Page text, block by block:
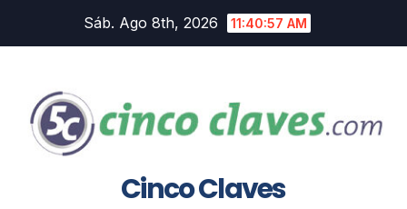
Sáb. Ago 8th, 2026 11:40:58 AM
Cinco Claves